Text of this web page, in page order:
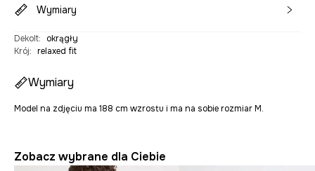
Wymiary
Dekolt:
okrągły
Krój: relaxed fit
Wymiary
Model na zdjęciu ma 188 cm wzrostu i ma na sobie rozmiar M.
Zobacz wybrane dla Ciebie